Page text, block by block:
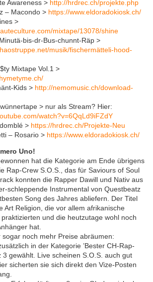
Awareness > http://hrdrec.ch/projekte.php
– Macondo > https://www.eldoradokiosk.ch/
>
mixtape/13078/shine
bis-dr-Bus-chunnt-Räp >
musik/fischermätteli-hood-
Mixtape Vol.1 >
Kids > http://nemomusic.ch/download-
> nur als Stream? Hier:
watch?v=6QqLd9iFZdY
> https://hrdrec.ch/Projekte-Neu
– Rosario > https://www.eldoradokiosk.ch/
Uno!
hat die Kategorie am Ende übrigens
Rap-Crew S.O.S., das für Saviours of Soul
konnten die Rapper Dawill und Nativ aus
schleppende Instrumental von Questbeatz
Song des Jahres abliefern. Der Titel
Art Religion, die vor allem afrikanische
und die heutzutage wohl noch
hat.
noch mehr Preise abräumen:
in der Kategorie ’Bester CH-Rap-
3 gewählt. Live scheinen S.O.S. auch gut
sicherten sie sich direkt den Vize-Posten